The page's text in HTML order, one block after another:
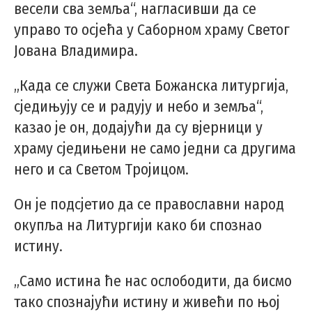
весели сва земља“, нагласивши да се
управо то осјећа у Саборном храму Светог
Јована Владимира.
„Када се служи Света Божанска литургија,
сједињују се и радују и небо и земља“,
казао је он, додајући да су вјерници у
храму сједињени не само једни са другима
него и са Светом Тројицом.
Он је подсјетио да се православни народ
окупља на Литургији како би спознао
истину.
„Само истина ће нас ослободити, да бисмо
тако спознајући истину и живећи по њој